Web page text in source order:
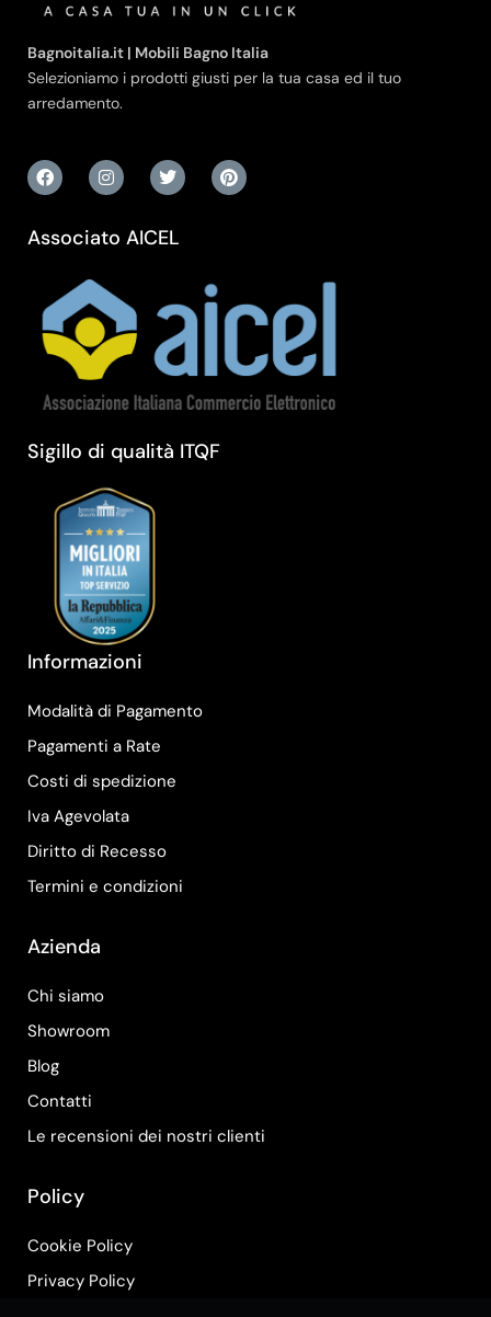
Bagnoitalia.it | Mobili Bagno Italia
Selezioniamo i prodotti giusti per la tua casa ed il tuo
arredamento.
Associato AICEL
Sigillo di qualità ITQF
Informazioni
Modalità di Pagamento
Pagamenti a Rate
Costi di spedizione
Iva Agevolata
Diritto di Recesso
Termini e condizioni
Azienda
Chi siamo
Showroom
Blog
Contatti
Le recensioni dei nostri clienti
Policy
Cookie Policy
Privacy Policy